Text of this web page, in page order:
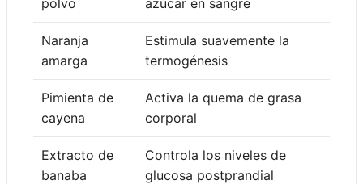
polvo
azúcar en sangre
Naranja
amarga
Estimula suavemente la
termogénesis
Pimienta de
cayena
Activa la quema de grasa
corporal
Extracto de
banaba
Controla los niveles de
glucosa postprandial